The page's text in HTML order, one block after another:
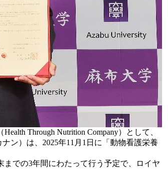
Through Nutrition Company）として、
ン）は、2025年11月1日に「動物看護栄養
での3年間にわたって行う予定で、ロイヤ